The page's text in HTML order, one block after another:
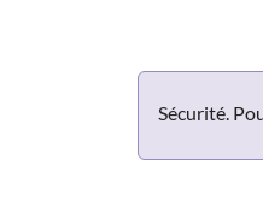
Sécurité.